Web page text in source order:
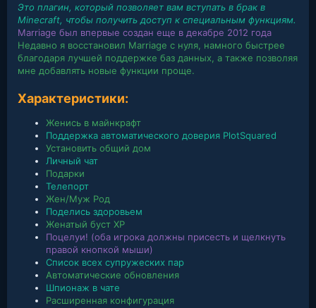
Это плагин, который позволяет вам вступать в брак в
Minecraft, чтобы получить доступ к специальным функциям.
Marriage был впервые создан еще в декабре 2012 года
Недавно я восстановил Marriage с нуля, намного быстрее
благодаря лучшей поддержке баз данных, а также позволяя
мне добавлять новые функции проще.
Характеристики:
Женись в майнкрафт
Поддержка автоматического доверия PlotSquared
Установить общий дом
Личный чат
Подарки
Телепорт
Жен/Муж Род
Поделись здоровьем
Женатый буст XP
Поцелуи! (оба игрока должны присесть и щелкнуть
правой кнопкой мыши)
Список всех супружеских пар
Автоматические обновления
Шпионаж в чате
Расширенная конфигурация